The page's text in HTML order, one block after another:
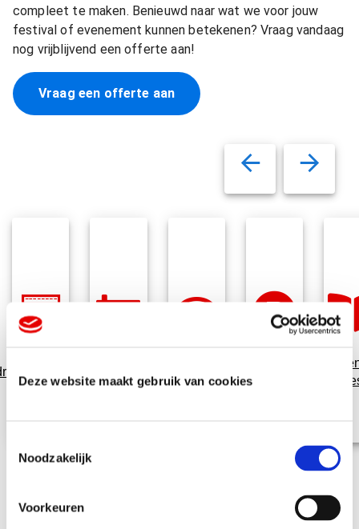
Deze website maakt gebruik van cookies
Noodzakelijk
Voorkeuren
compleet te maken. Benieuwd naar wat we voor jouw
festival of evenement kunnen betekenen? Vraag vandaag
nog vrijblijvend een offerte aan!
Vraag een offerte aan
artikelen
Flyers